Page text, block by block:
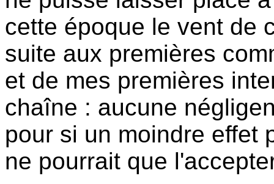
cette époque le vent de
suite aux premières
et de mes premières
chaîne : aucune
pour si un moindre effet
ne pourrait que